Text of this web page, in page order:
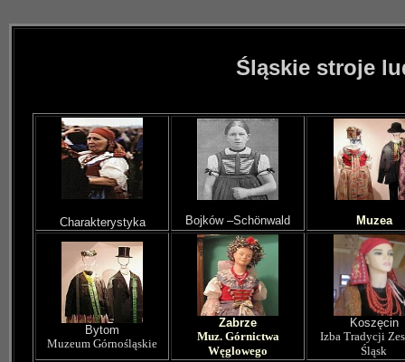
Śląskie stroje
Charakterystyka Bojków–Schönwald Muzea
Bytom
Muzeum Górnośląskie
Zabrze
Muz. Górnictwa
Węglowego
Koszęcin
Izba Tradycji
Śląsk